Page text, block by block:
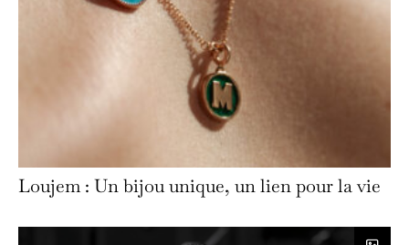
Loujem : Un bijou unique, un lien pour la vie